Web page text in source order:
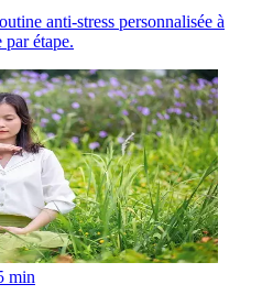
anti-stress personnalisée à
par étape.
min